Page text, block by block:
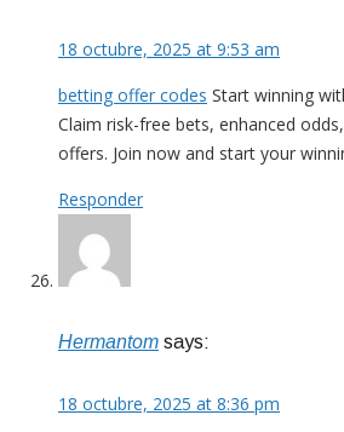
18 octubre, 2025 at 9:53 am
betting offer codes Start winning
Claim risk-free bets, enhanced
offers. Join now and start your
Responder
Hermantom says:
18 octubre, 2025 at 8:36 pm